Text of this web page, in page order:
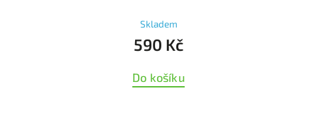
Skladem
590 Kč
Do košíku